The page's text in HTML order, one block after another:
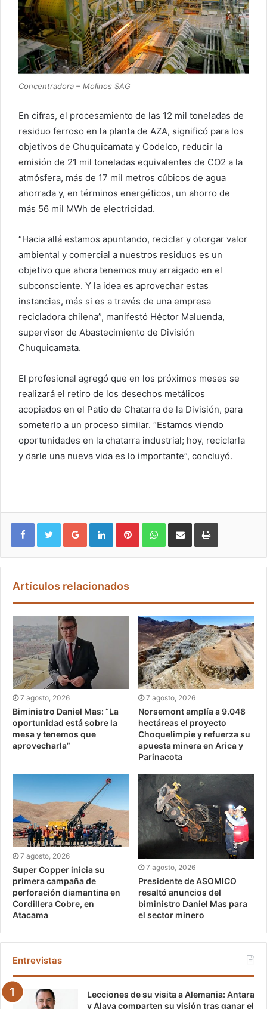
Concentradora – Molinos SAG
En cifras, el procesamiento de las 12 mil toneladas de
residuo ferroso en la planta de AZA, significó para los
objetivos de Chuquicamata y Codelco, reducir la
emisión de 21 mil toneladas equivalentes de CO2 a la
atmósfera, más de 17 mil metros cúbicos de agua
ahorrada y, en términos energéticos, un ahorro de
más 56 mil MWh de electricidad.
“Hacia allá estamos apuntando, reciclar y otorgar valor
ambiental y comercial a nuestros residuos es un
objetivo que ahora tenemos muy arraigado en el
subconsciente. Y la idea es aprovechar estas
instancias, más si es a través de una empresa
recicladora chilena”, manifestó Héctor Maluenda,
supervisor de Abastecimiento de División
Chuquicamata.
El profesional agregó que en los próximos meses se
realizará el retiro de los desechos metálicos
acopiados en el Patio de Chatarra de la División, para
someterlo a un proceso similar. “Estamos viendo
oportunidades en la chatarra industrial; hoy, reciclarla
y darle una nueva vida es lo importante”, concluyó.
Google+ LinkedIn Pinterest WhatsApp
Artículos relacionados
7 agosto, 2026
Biministro Daniel Mas: “La
oportunidad está sobre la
mesa y tenemos que
aprovecharla”
7 agosto, 2026
Norsemont amplía a 9.048
hectáreas el proyecto
Choquelimpie y refuerza su
apuesta minera en Arica y
Parinacota
7 agosto, 2026
Super Copper inicia su
primera campaña de
perforación diamantina en
Cordillera Cobre, en
Atacama
7 agosto, 2026
Presidente de ASOMICO
resaltó anuncios del
biministro Daniel Mas para
el sector minero
Entrevistas
Lecciones de su visita a Alemania: Antara
y Alaya comparten su visión tras ganar el